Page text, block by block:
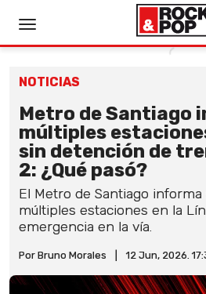
NOTICIAS
Metro de Santiago
múltiples
sin detención de
2: ¿Qué pasó?
El Metro de Santiago
múltiples estaciones en la
emergencia en la vía.
Por Bruno Morales 12 Jun, 2026.